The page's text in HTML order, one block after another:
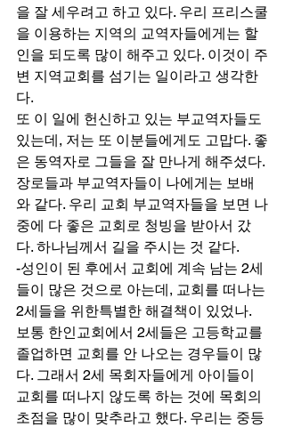
을 잘 세우려고 하고 있다. 우리 프리스쿨
을 이용하는 지역의 교역자들에게는 할
인을 되도록 많이 해주고 있다. 이것이 주
변 지역교회를 섬기는 일이라고 생각한
다.
또 이 일에 헌신하고 있는 부교역자들도
있는데, 저는 또 이분들에게도 고맙다. 좋
은 동역자로 그들을 잘 만나게 해주셨다.
장로들과 부교역자들이 나에게는 보배
와 같다. 우리 교회 부교역자들을 보면 나
중에 다 좋은 교회로 청빙을 받아서 갔
다. 하나님께서 길을 주시는 것 같다.
-성인이 된 후에서 교회에 계속 남는 2세
들이 많은 것으로 아는데, 교회를 떠나는
2세들을 위한특별한 해결책이 있었나.
보통 한인교회에서 2세들은 고등학교를
졸업하면 교회를 안 나오는 경우들이 많
다. 그래서 2세 목회자들에게 아이들이
교회를 떠나지 않도록 하는 것에 목회의
초점을 많이 맞추라고 했다. 우리는 중등